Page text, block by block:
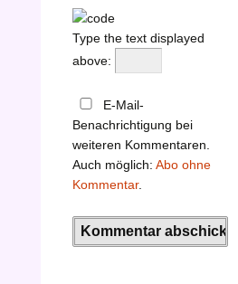
Type the text displayed
above:
E-Mail-
Benachrichtigung bei
weiteren Kommentaren.
Auch möglich: Abo ohne
Kommentar.